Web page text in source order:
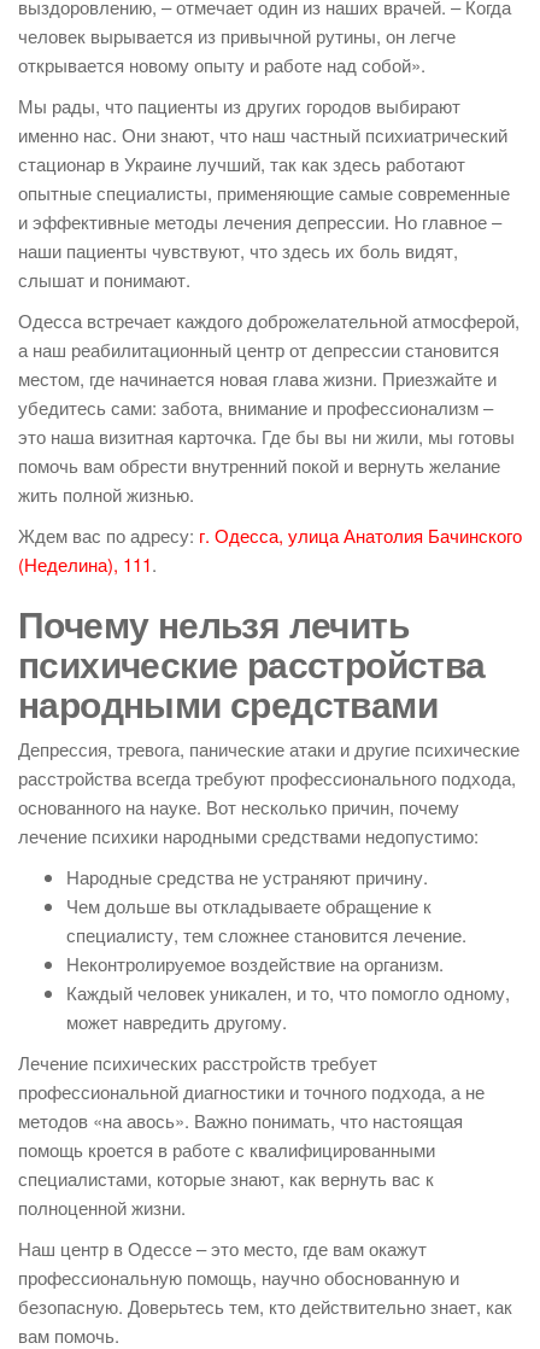
выздоровлению, – отмечает один из наших врачей. – Когда
человек вырывается из привычной рутины, он легче
открывается новому опыту и работе над собой».
Мы рады, что пациенты из других городов выбирают
именно нас. Они знают, что наш частный психиатрический
стационар в Украине лучший, так как здесь работают
опытные специалисты, применяющие самые современные
и эффективные методы лечения депрессии. Но главное –
наши пациенты чувствуют, что здесь их боль видят,
слышат и понимают.
Одесса встречает каждого доброжелательной атмосферой,
а наш реабилитационный центр от депрессии становится
местом, где начинается новая глава жизни. Приезжайте и
убедитесь сами: забота, внимание и профессионализм –
это наша визитная карточка. Где бы вы ни жили, мы готовы
помочь вам обрести внутренний покой и вернуть желание
жить полной жизнью.
Ждем вас по адресу: г. Одесса, улица Анатолия Бачинского
(Неделина), 111.
Почему нельзя лечить
психические расстройства
народными средствами
Депрессия, тревога, панические атаки и другие психические
расстройства всегда требуют профессионального подхода,
основанного на науке. Вот несколько причин, почему
лечение психики народными средствами недопустимо:
Народные средства не устраняют причину.
Чем дольше вы откладываете обращение к
специалисту, тем сложнее становится лечение.
Неконтролируемое воздействие на организм.
Каждый человек уникален, и то, что помогло одному,
может навредить другому.
Лечение психических расстройств требует
профессиональной диагностики и точного подхода, а не
методов «на авось». Важно понимать, что настоящая
помощь кроется в работе с квалифицированными
специалистами, которые знают, как вернуть вас к
полноценной жизни.
Наш центр в Одессе – это место, где вам окажут
профессиональную помощь, научно обоснованную и
безопасную. Доверьтесь тем, кто действительно знает, как
вам помочь.